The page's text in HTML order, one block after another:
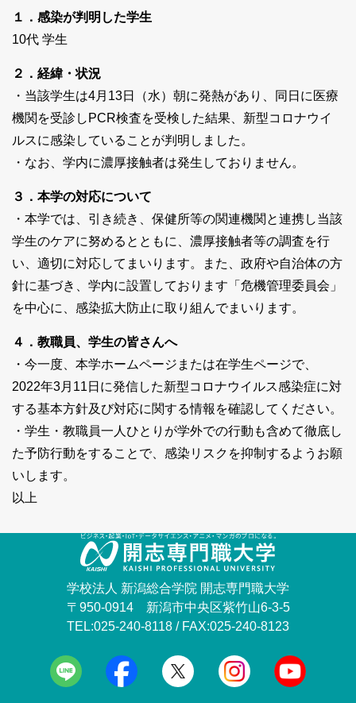
１．感染が判明した学生
10代 学生
２．経緯・状況
・当該学生は4月13日（水）朝に発熱があり、同日に医療
機関を受診しPCR検査を受検した結果、新型コロナウイ
ルスに感染していることが判明しました。
・なお、学内に濃厚接触者は発生しておりません。
３．本学の対応について
・本学では、引き続き、保健所等の関連機関と連携し当該
学生のケアに努めるとともに、濃厚接触者等の調査を行
い、適切に対応してまいります。また、政府や自治体の方
針に基づき、学内に設置しております「危機管理委員会」
を中心に、感染拡大防止に取り組んでまいります。
４．教職員、学生の皆さんへ
・今一度、本学ホームページまたは在学生ページで、
2022年3月11日に発信した新型コロナウイルス感染症に対
する基本方針及び対応に関する情報を確認してください。
・学生・教職員一人ひとりが学外での行動も含めて徹底し
た予防行動をすることで、感染リスクを抑制するようお願
いします。
以上
学校法人 新潟総合学院 開志専門職大学
〒950-0914 新潟市中央区紫竹山6-3-5
TEL:025-240-8118 / FAX:025-240-8123